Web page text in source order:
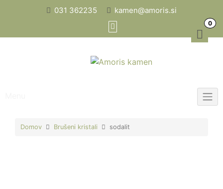
031 362235 kamen@amoris.si
0
Domov Brušeni kristali sodalit